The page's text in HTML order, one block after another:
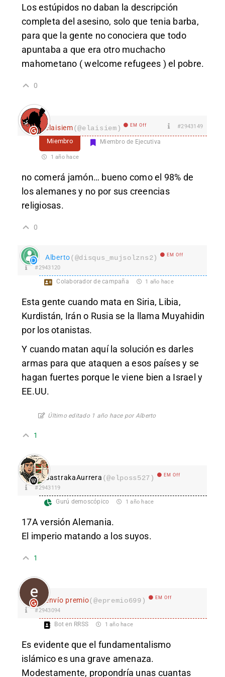
Los estúpidos no daban la descripción
completa del asesino, solo que tenia barba,
para que la gente no conociera que todo
apuntaba a que era otro muchacho
mahometano ( welcome refugees ) el pobre.
0
elaisiem(@elaisiem) EM Off #2943149
Miembro Miembro de Ejecutiva
1 año hace
no comerá jamón… bueno como el 98% de
los alemanes y no por sus creencias
religiosas.
0
Alberto(@disqus_mujsolzns2) EM Off
#2943120
Colaborador de campaña 1 año hace
Esta gente cuando mata en Siria, Libia,
Kurdistán, Irán o Rusia se la llama Muyahidin
por los otanistas.
Y cuando matan aquí la solución es darles
armas para que ataquen a esos países y se
hagan fuertes porque le viene bien a Israel y
EE.UU.
Último editado 1 año hace por Alberto
1
SastrakaAurrera (@elposs527) EM Off
#2943119
Gurú demoscópico 1 año hace
17A versión Alemania.
El imperio matando a los suyos.
1
envío premio(@epremio699) EM Off
#2943094
Bot en RRSS 1 año hace
Es evidente que el fundamentalismo
islámico es una grave amenaza.
Modestamente, propondría unas cuantas